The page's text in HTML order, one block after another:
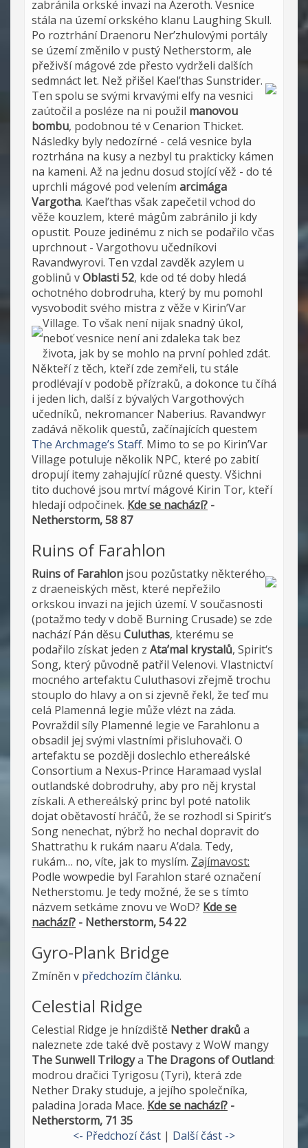
zabránila orkské invazi na Azeroth. Vesnice
stála na území orkského klanu Laughing Skull.
Po roztrhání Draenoru Ner’zhulovými portály
se území změnilo v pustý Netherstorm, ale
přeživší mágové zde přesto vydrželi dalších
sedmnáct let. Než přišel Kael’thas Sunstrider.
Ten spolu se svými krvavými elfy na vesnici
zaútočil a posléze na ni použil manovou
bombu, podobnou té v Cenarion Thicket.
Následky byly nedozírné - celá vesnice byla
roztrhána na kusy a nezbyl tu prakticky kámen
na kameni. Až na jednu dosud stojící věž - do té
uprchli mágové pod velením arcimága
Vargotha. Kael’thas však zapečetil vchod do
věže kouzlem, které mágům zabránilo ji kdy
opustit. Pouze jedinému z nich se podařilo včas
uprchnout - Vargothovu učedníkovi
Ravandwyrovi. Ten vzdal zavděk azylem u
goblinů vOblasti 52, kde od té doby hledá
ochotného dobrodruha, který by mu pomohl
vysvobodit svého mistra z věže v Kirin’Var
Village. To však není nijak snadný úkol,
neboť vesnice není ani zdaleka tak bez
života, jak by se mohlo na první pohled zdát.
Někteří z těch, kteří zde zemřeli, tu stále
prodlévají v podobě přízraků, a dokonce tu číhá
i jeden lich, další z bývalých Vargothových
učedníků, nekromancer Naberius. Ravandwyr
zadává několik questů, začínajících questem
The Archmage’s Staff. Mimo to se po Kirin’Var
Village potuluje několik NPC, které po zabití
dropují itemy zahajující různé questy. Všichni
tito duchové jsou mrtví mágové Kirin Tor, kteří
hledají odpočinek. Kde se nachází? -
Netherstorm, 58 87
Ruins of Farahlon
Ruins of Farahlon jsou pozůstatky některého
z draeneiských měst, které nepřežilo
orkskou invazi na jejich území. V současnosti
(potažmo tedy v době Burning Crusade) se zde
nachází Pán děsu Culuthas, kterému se
podařilo získat jeden z Ata’mal krystalů, Spirit‘s
Song, který původně patřil Velenovi. Vlastnictví
mocného artefaktu Culuthasovi zřejmě trochu
stouplo do hlavy a on si zjevně řekl, že teď mu
celá Plamenná legie může vlézt na záda.
Povraždil síly Plamenné legie ve Farahlonu a
obsadil jej svými vlastními přisluhovači. O
artefaktu se později doslechlo ethereálské
Consortium a Nexus-Prince Haramaad vyslal
outlandské dobrodruhy, aby pro něj krystal
získali. A ethereálský princ byl poté natolik
dojat obětavostí hráčů, že se rozhodl si Spirit’s
Song nenechat, nýbrž ho nechal dopravit do
Shattrathu k rukám naaru A’dala. Tedy,
rukám… no, víte, jak to myslím. Zajímavost:
Podle wowpedie byl Farahlon staré označení
Netherstomu. Je tedy možné, že se s tímto
názvem setkáme znovu ve WoD? Kde se
nachází? - Netherstorm, 54 22
Gyro-Plank Bridge
Zmíněn v předchozím článku.
Celestial Ridge
Celestial Ridge je hnízdiště Nether draků a
naleznete zde také dvě postavy z WoW mangy
The Sunwell Trilogya The Dragons of Outland:
modrou dračici Tyrigosu (Tyri), která zde
Nether Draky studuje, a jejího společníka,
paladina Jorada Mace. Kde se nachází? -
Netherstorm, 71 35
<- Předchozí část | Další část ->